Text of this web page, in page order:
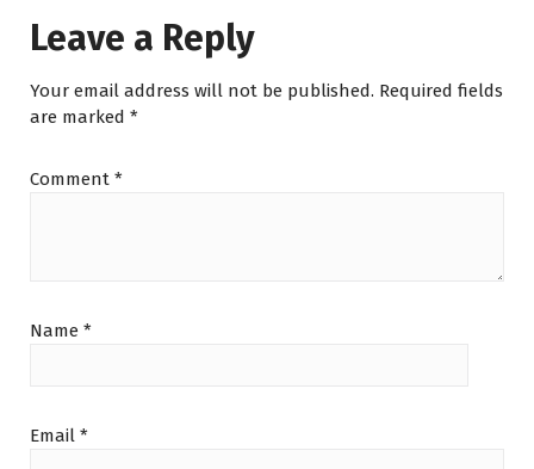
Leave a Reply
Your email address will not be published. Required fields
are marked *
Comment *
Name *
Email *